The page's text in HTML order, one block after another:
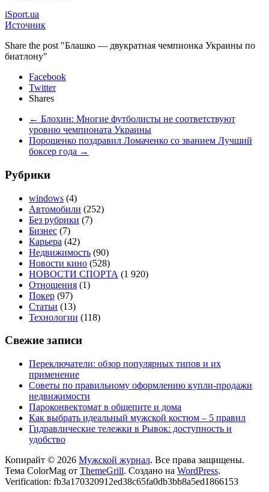
iSport.ua
Источник
Share the post "Блашко — двукратная чемпионка Украины по
биатлону"
Facebook
Twitter
Shares
← Блохин: Многие футболисты не соответствуют
уровню чемпионата Украины
Порошенко поздравил Ломаченко со званием Лучший
боксер года →
Рубрики
windows (4)
Автомобили (252)
Без рубрики (7)
Бизнес (7)
Карьера (42)
Недвижимость (90)
Новости кино (528)
НОВОСТИ СПОРТА (1 920)
Отношения (1)
Покер (97)
Статьи (13)
Технологии (118)
Свежие записи
Переключатели: обзор популярных типов и их
применение
Советы по правильному оформлению купли-продажи
недвижимости
Пароконвектомат в общепите и дома
Как выбрать идеальный мужской костюм – 5 правил
Гидравлические тележки в Рывок: доступность и
удобство
Копирайт © 2026 Мужской журнал. Все права защищены.
Тема ColorMag от ThemeGrill. Создано на WordPress.
Verification: fb3a170320912ed38c65fa0db3bb8a5ed1866153